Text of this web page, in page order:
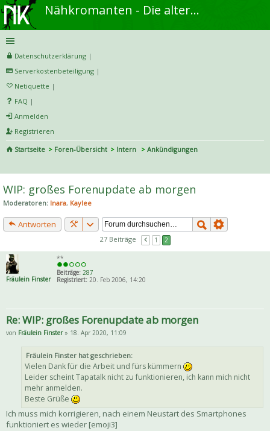
Nähkromanten - Die alternative Näh- und DIY-Community
Datenschutzerklärung |
Serverkostenbeteiligung |
Netiquette |
FAQ |
Anmelden
Registrieren
Startseite
Foren-Übersicht Intern
Ankündigungen
he
WIP: großes Forenupdate ab morgen
Moderatoren: Inara, Kaylee
Antworten
27 Beiträge 1 2
Fräulein Finster
**
Beiträge: 287
Registriert: 20. Feb 2006, 14:20
Re: WIP: großes Forenupdate ab morgen
von Fräulein Finster» 18. Apr 2020, 11:09
Fräulein Finster hat geschrieben:
Vielen Dank für die Arbeit und fürs kümmern
Leider scheint Tapatalk nicht zu funktionieren, ich kann mich nicht
mehr anmelden.
Beste Grüße
Ich muss mich korrigieren, nach einem Neustart des Smartphones
funktioniert es wieder [emoji3]